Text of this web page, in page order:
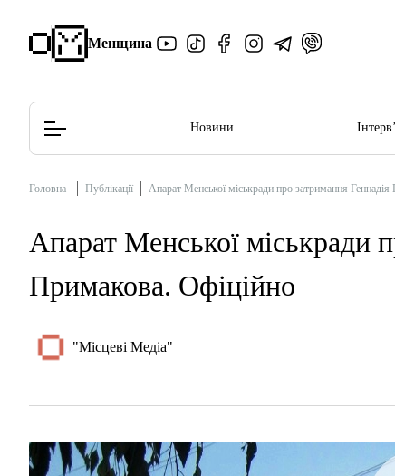
Менщина
Редакційна політика
Новини
Головна Публікації Апарат Менської міськради про затримання
Апарат Менської міськради
Примакова. Офіційно
"Місцеві Медіа"